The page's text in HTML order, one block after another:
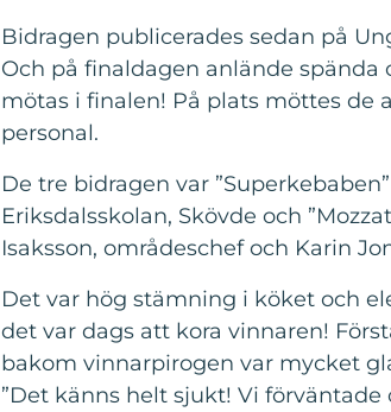
Bidragen publicerades sedan på
Och på finaldagen anlände
mötas i finalen! På plats möttes de
personal.
De tre bidragen var
Eriksdalsskolan, Skövde och
Isaksson, områdeschef och Karin
Det var hög stämning i köket och
det var dags att kora vinnaren!
bakom vinnarpirogen var mycket
”Det känns helt sjukt! Vi